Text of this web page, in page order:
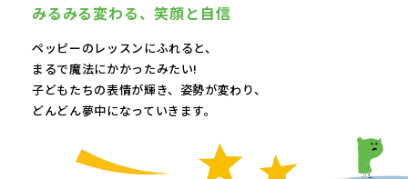
みるみる変わる、笑顔と自信
ペッピーのレッスンにふれると、
まるで魔法にかかったみたい!
子どもたちの表情が輝き、 姿勢が変わり、
どんどん夢中になっていきます。